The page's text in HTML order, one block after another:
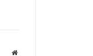
Website